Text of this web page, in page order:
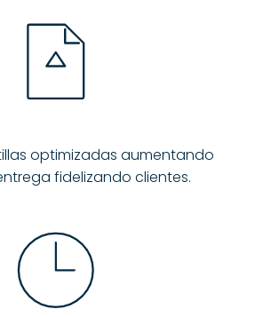
optimizadas aumentando
fidelizando clientes.